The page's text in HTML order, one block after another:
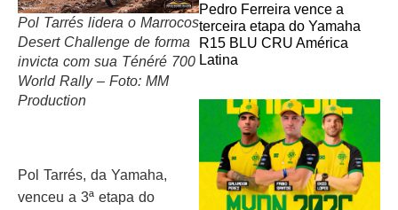
Pol Tarrés lidera o Marrocos
Desert Challenge de forma
invicta com sua Ténéré 700
World Rally – Foto: MM
Production
Pol Tarrés, da Yamaha,
venceu a 3ª etapa do
Pedro Ferreira vence a
terceira etapa do Yamaha
R15 BLU CRU América
Latina